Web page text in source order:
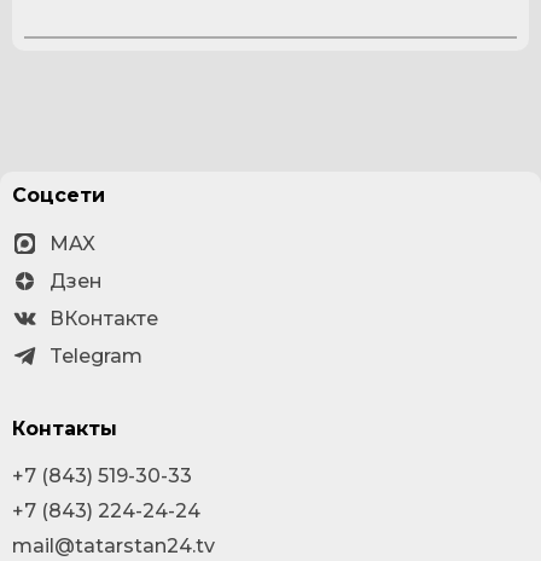
Соцсети
MAX
Дзен
ВКонтакте
Telegram
Контакты
+7 (843) 519-30-33
+7 (843) 224-24-24
mail@tatarstan24.tv